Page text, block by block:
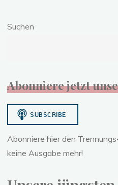
Suchen
Abonniere jetzt
Abonniere hier den
keine Ausgabe mehr!